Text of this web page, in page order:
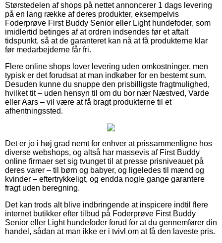
Størstedelen af shops på nettet annoncerer 1 dags levering
på en lang række af deres produkter, eksempelvis
Foderprøve First Buddy Senior eller Light hundefoder, som
imidlertid betinges af at ordren indsendes før et aftalt
tidspunkt, så at de garanteret kan nå at få produkterne klar
før medarbejderne får fri.
Flere online shops lover levering uden omkostninger, men
typisk er det forudsat at man indkøber for en bestemt sum.
Desuden kunne du snuppe den prisbilligste fragtmulighed,
hvilket tit – uden hensyn til om du bor nær Næstved, Varde
eller Aars – vil være at få bragt produkterne til et
afhentningssted.
Det er jo i høj grad nemt for enhver at prissammenligne hos
diverse webshops, og altså har massevis af First Buddy
online firmaer set sig tvunget til at presse prisniveauet på
deres varer – til børn og babyer, og ligeledes til mænd og
kvinder – eftertrykkeligt, og endda nogle gange garantere
fragt uden beregning.
Det kan trods alt blive indbringende at inspicere indtil flere
internet butikker efter tilbud på Foderprøve First Buddy
Senior eller Light hundefoder forud for at du gennemfører din
handel, sådan at man ikke er i tvivl om at få den laveste pris.